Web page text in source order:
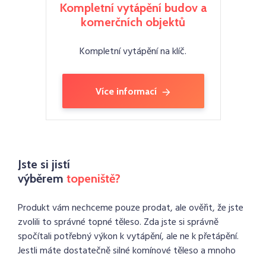
Kompletní vytápění budov a
komerčních objektů
Kompletní vytápění na klíč.
Více informací
Jste si jistí
výběrem topeniště?
Produkt vám nechceme pouze prodat, ale ověřit, že jste
zvolili to správné topné těleso. Zda jste si správně
spočítali potřebný výkon k vytápění, ale ne k přetápění.
Jestli máte dostatečně silné komínové těleso a mnoho